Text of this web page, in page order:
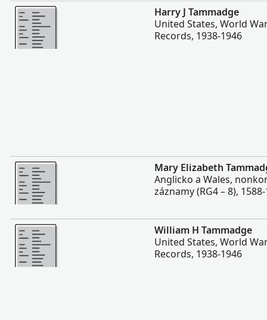
Viac
Harry J Tammadge
United States, World
Records, 1938-1946
Viac
Mary Elizabeth
Anglicko a Wales,
záznamy (RG4 – 8),
Viac
William H Tammadge
United States, World
Records, 1938-1946